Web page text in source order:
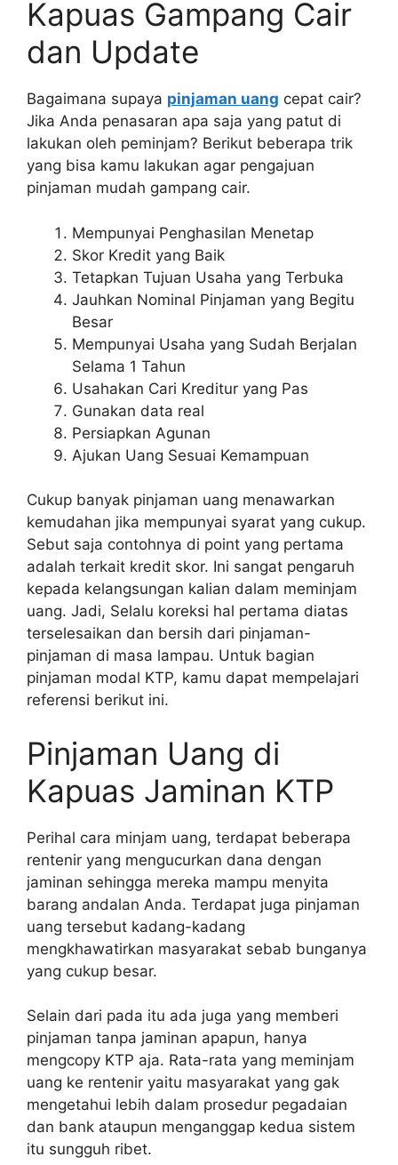
Kapuas Gampang Cair
dan Update
Bagaimana supaya pinjaman uang cepat cair?
Jika Anda penasaran apa saja yang patut di
lakukan oleh peminjam? Berikut beberapa trik
yang bisa kamu lakukan agar pengajuan
pinjaman mudah gampang cair.
Mempunyai Penghasilan Menetap
Skor Kredit yang Baik
Tetapkan Tujuan Usaha yang Terbuka
Jauhkan Nominal Pinjaman yang Begitu
Besar
Mempunyai Usaha yang Sudah Berjalan
Selama 1 Tahun
Usahakan Cari Kreditur yang Pas
Gunakan data real
Persiapkan Agunan
Ajukan Uang Sesuai Kemampuan
Cukup banyak pinjaman uang menawarkan
kemudahan jika mempunyai syarat yang cukup.
Sebut saja contohnya di point yang pertama
adalah terkait kredit skor. Ini sangat pengaruh
kepada kelangsungan kalian dalam meminjam
uang. Jadi, Selalu koreksi hal pertama diatas
terselesaikan dan bersih dari pinjaman-
pinjaman di masa lampau. Untuk bagian
pinjaman modal KTP, kamu dapat mempelajari
referensi berikut ini.
Pinjaman Uang di
Kapuas Jaminan KTP
Perihal cara minjam uang, terdapat beberapa
rentenir yang mengucurkan dana dengan
jaminan sehingga mereka mampu menyita
barang andalan Anda. Terdapat juga pinjaman
uang tersebut kadang-kadang
mengkhawatirkan masyarakat sebab bunganya
yang cukup besar.
Selain dari pada itu ada juga yang memberi
pinjaman tanpa jaminan apapun, hanya
mengcopy KTP aja. Rata-rata yang meminjam
uang ke rentenir yaitu masyarakat yang gak
mengetahui lebih dalam prosedur pegadaian
dan bank ataupun menganggap kedua sistem
itu sungguh ribet.